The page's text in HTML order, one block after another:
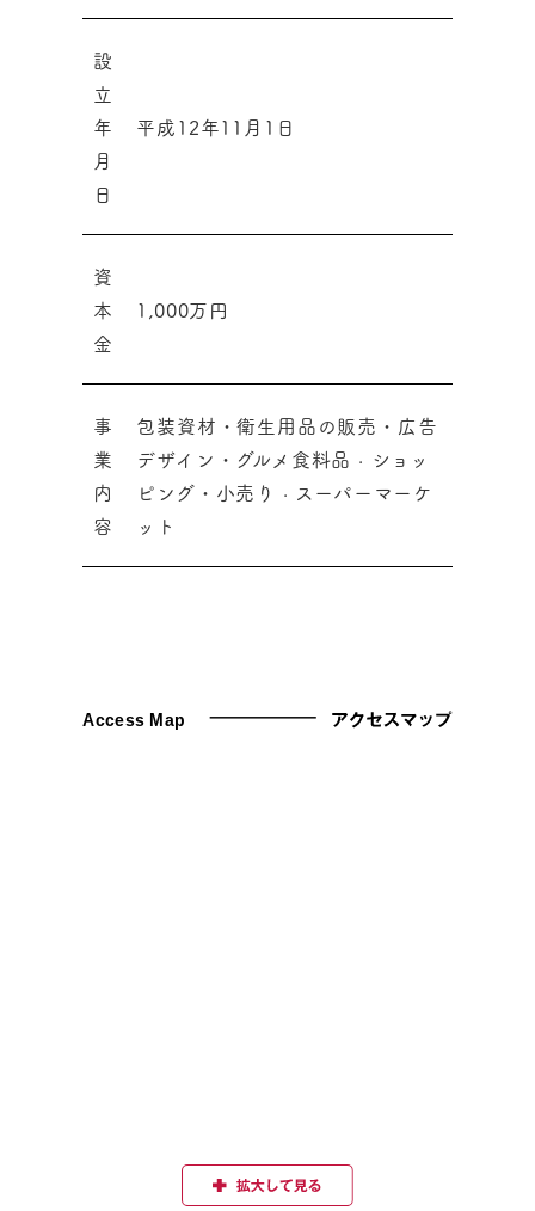
設
立
年
月
日
平成12年11月1日
資
本
金
1,000万円
事
業
内
容
包装資材・衛生用品の販売・広告
デザイン・グルメ食料品 · ショッ
ピング・小売り · スーパーマーケ
ット